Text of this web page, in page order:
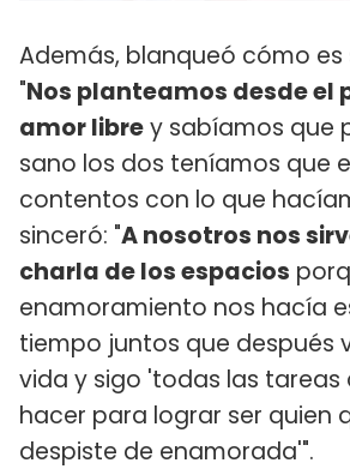
Además, blanqueó cómo es
"Nos planteamos desde el
amor librey sabíamos que
sano los dos teníamos que
contentos con lo que
sinceró: "A nosotros nos
charla de los espacios
enamoramiento nos hacía
tiempo juntos que después
vida y sigo 'todas las
hacer para lograr ser quien
despiste de enamorada'".